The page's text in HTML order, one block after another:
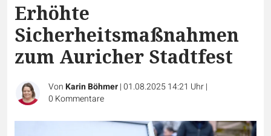
Erhöhte
Sicherheitsmaßnahmen
zum Auricher Stadtfest
VonKarin Böhmer|01.08.2025 14:21 Uhr|
0 Kommentare